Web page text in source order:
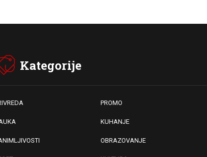
Kategorije
PROMO
KUHANJE
OBRAZOVANJE